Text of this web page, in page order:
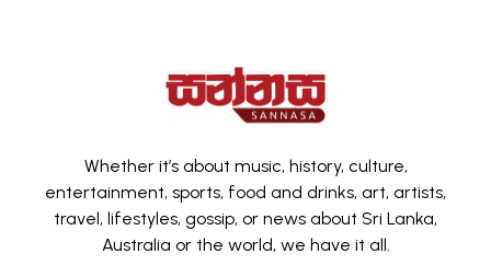
Whether it’s about music, history, culture,
entertainment, sports, food and drinks, art, artists,
travel, lifestyles, gossip, or news about Sri Lanka,
Australia or the world, we have it all.